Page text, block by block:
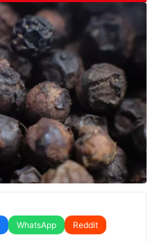
WhatsApp
Reddit